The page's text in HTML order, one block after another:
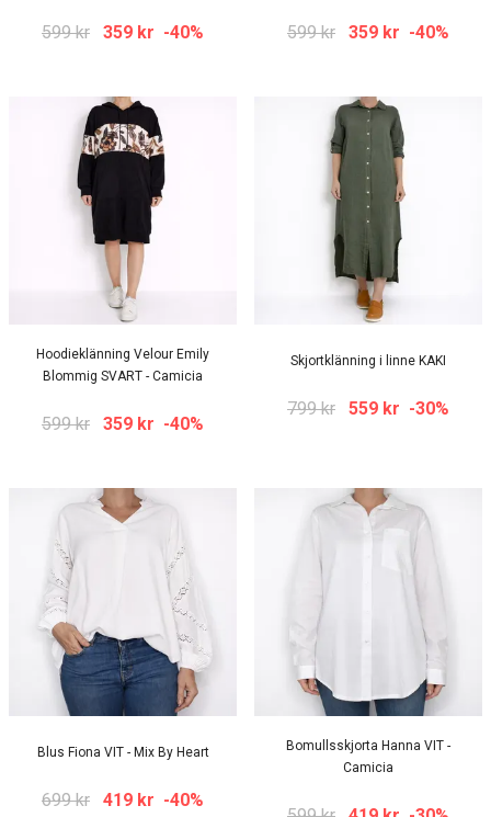
599 kr 359 kr -40% 599 kr 359 kr -40%
Hoodieklänning Velour Emily
Blommig SVART - Camicia
599 kr 359 kr -40%
Skjortklänning i linne KAKI
799 kr 559 kr -30%
Blus Fiona VIT - Mix By Heart
699 kr 419 kr -40%
Bomullsskjorta Hanna VIT -
Camicia